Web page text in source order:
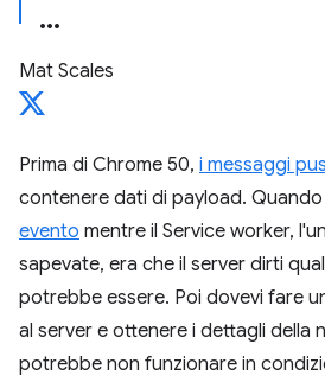
Mat Scales
Prima di Chrome 50, i messaggi
contenere dati di payload.
evento mentre il Service worker,
sapevate, era che il server dirti
potrebbe essere. Poi dovevi fare
al server e ottenere i dettagli della
potrebbe non funzionare in